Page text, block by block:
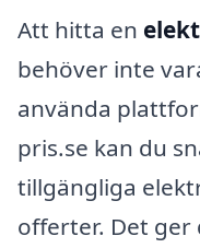
Att hitta en
behöver inte
använda
pris.se kan du
tillgängliga
offerter. Det